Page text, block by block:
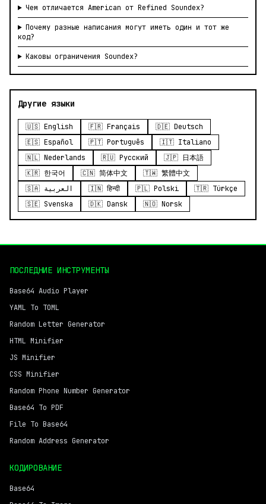
Чем отличается American от Refined Soundex?
Почему разные написания могут иметь один и тот же
код?
Каковы ограничения Soundex?
Другие языки
🇺🇸 English 🇫🇷 Français
🇩🇪 Deutsch
🇪🇸 Español
🇵🇹 Português
🇮🇹 Italiano
🇳🇱 Nederlands
🇷🇺 Русский
🇯🇵 日本語
🇰🇷 한국어
🇨🇳 简体中文
🇹🇼 繁體中文
🇸🇦 العربية
🇮🇳 हिन्दी 🇵🇱 Polski
🇹🇷 Türkçe
🇸🇪 Svenska
🇩🇰 Dansk 🇳🇴 Norsk
ПОСЛЕДНИЕ ИНСТРУМЕНТЫ
Base64 Audio Player
YAML To TOML
Random Letter Generator
HTML Minifier
JS Minifier
CSS Minifier
Random Phone Number Generator
Base64 To PDF
File To Base64
Random Address Generator
КОДИРОВАНИЕ
Base64